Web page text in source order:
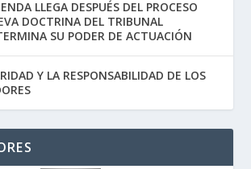
LLEGA DESPUÉS DEL PROCESO
DOCTRINA DEL TRIBUNAL
SU PODER DE ACTUACIÓN
Y LA RESPONSABILIDAD DE LOS